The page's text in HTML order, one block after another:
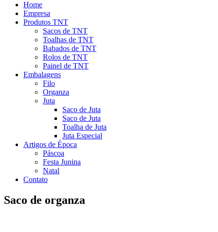
Home
Empresa
Produtos TNT
Sacos de TNT
Toalhas de TNT
Babados de TNT
Rolos de TNT
Painel de TNT
Embalagens
Filo
Organza
Juta
Saco de Juta
Saco de Juta
Toalha de Juta
Juta Especial
Artigos de Época
Páscoa
Festa Junina
Natal
Contato
Saco de organza